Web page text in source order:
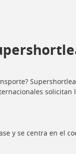
solicitan
y se centra en el